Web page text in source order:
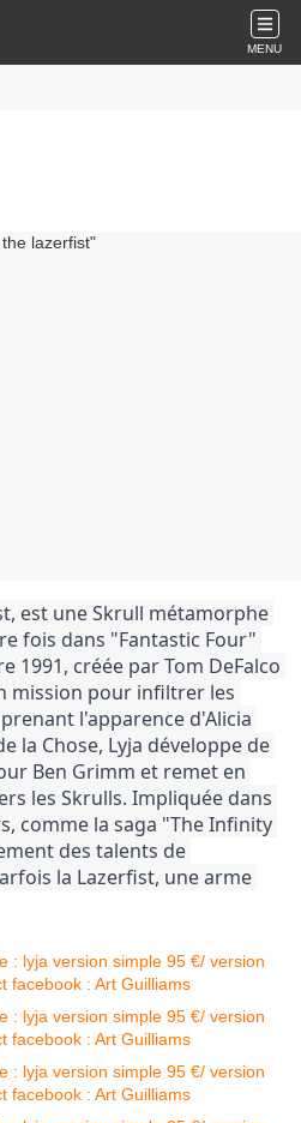
MENU
est une Skrull métamorphe
fois dans "Fantastic Four"
1991, créée par Tom DeFalco
mission pour infiltrer les
l'apparence d'Alicia
la Chose, Lyja développe de
Ben Grimm et remet en
les Skrulls. Impliquée dans
comme la saga "The Infinity
des talents de
la Lazerfist, une arme